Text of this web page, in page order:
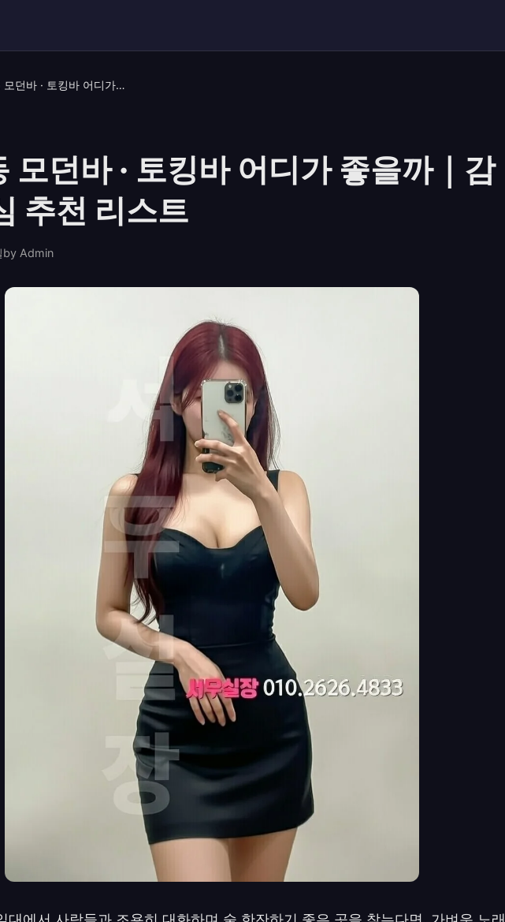
인계동 모던바 · 토킹바 어디가 좋을까｜감성 중심 추천 리스트
모던바 · 토킹바 어디가 좋을까｜감
추천 리스트
by Admin